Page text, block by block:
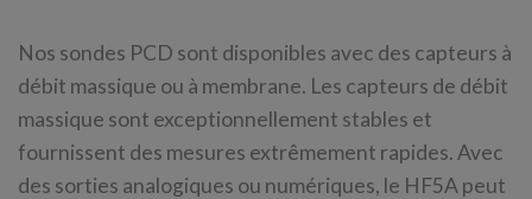
Nos sondes PCD sont disponibles avec des capteurs à
débit massique ou à membrane. Les capteurs de débit
massique sont exceptionnellement stables et
fournissent des mesures extrêmement rapides. Avec
des sorties analogiques ou numériques, le HF5A peut